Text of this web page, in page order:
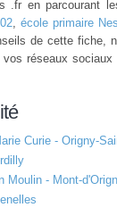
.fr en parcourant
,école primaire
de cette fiche,
réseaux sociaux
Curie - Origny-
Moulin - Mont-